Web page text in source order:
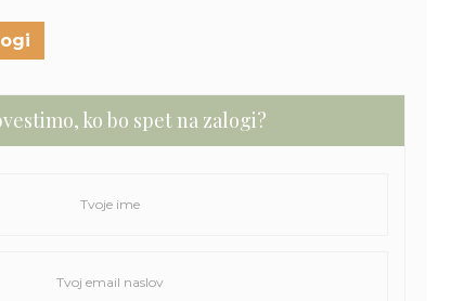
ko bo spet na zalogi?